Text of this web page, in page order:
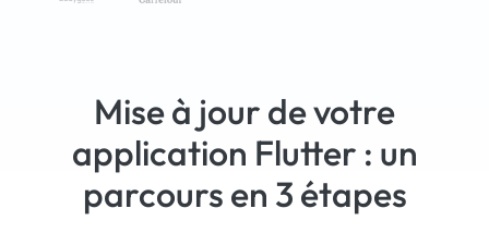
Mise à jour de votre
application Flutter : un
parcours en 3 étapes